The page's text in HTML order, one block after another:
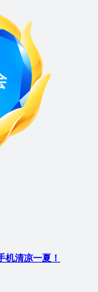
清凉一夏！